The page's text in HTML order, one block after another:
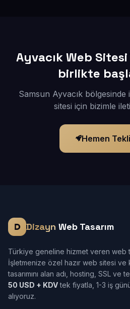
Ayvacık Web Sitesi
birlikte
Samsun Ayvacık
sitesi için bizimle
Hemen
Dizayn Web Tasarım
Türkiye geneline hizmet veren web
İşletmenize özel hazır web sitesi ve
tasarımını alan adı, hosting, SSL ve
50 USD + KDVtek fiyatla, 1-3 iş
alıyoruz.